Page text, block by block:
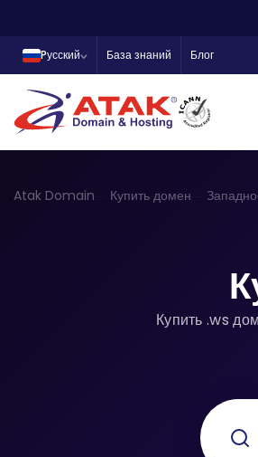
Pусский База знаний Блог
Atak Domain Купить домен
Купить .ws